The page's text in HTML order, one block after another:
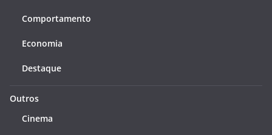
Comportamento
Economia
Destaque
Outros
Cinema